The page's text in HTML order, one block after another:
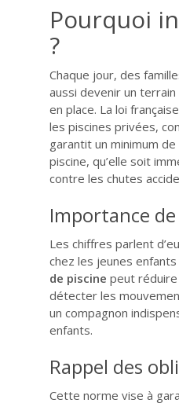
Pourquoi
?
Chaque jour, des
aussi devenir un
en place. La loi
les piscines privées,
garantit un minimum
piscine, qu’elle soit
contre les chutes
Importance
Les chiffres parlent
chez les jeunes
de piscine peut réduire
détecter les
un compagnon
enfants.
Rappel des
Cette norme vise à